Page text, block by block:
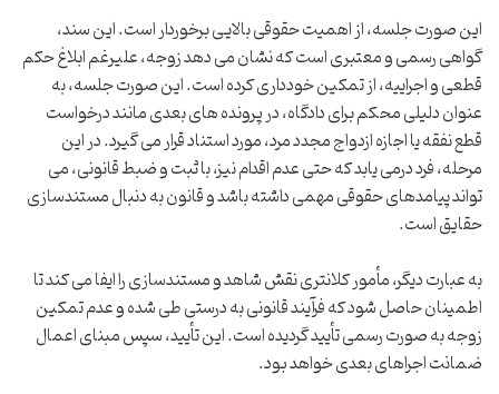
این صورت جلسه، از اهمیت حقوقی بالایی برخوردار است. این سند،
گواهی رسمی و معتبری است که نشان می دهد زوجه، علیرغم ابلاغ حکم
قطعی و اجراییه، از تمکین خودداری کرده است. این صورت جلسه، به
عنوان دلیلی محکم برای دادگاه، در پرونده های بعدی مانند درخواست
قطع نفقه یا اجازه ازدواج مجدد مرد، مورد استناد قرار می گیرد. در این
مرحله، فرد درمی یابد که حتی عدم اقدام نیز، با ثبت و ضبط قانونی، می
تواند پیامدهای حقوقی مهمی داشته باشد و قانون به دنبال مستندسازی
حقایق است.
به عبارت دیگر، مأمور کلانتری نقش شاهد و مستندسازی را ایفا می کند تا
اطمینان حاصل شود که فرآیند قانونی به درستی طی شده و عدم تمکین
زوجه به صورت رسمی تأیید گردیده است. این تأیید، سپس مبنای اعمال
ضمانت اجراهای بعدی خواهد بود.